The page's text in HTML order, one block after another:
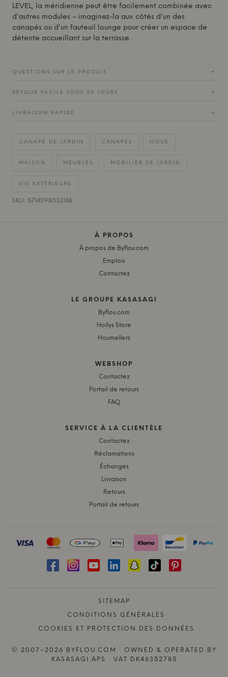
LEVEL, la méridienne peut être facilement combinée avec
d'autres modules – imaginez-la aux côtés d'un des
canapés ou d'un fauteuil lounge pour créer un espace de
détente accueillant sur la terrasse.
QUESTIONS SUR LE PRODUIT +
RETOUR FACILE SOUS 30 JOURS +
LIVRAISON RAPIDE +
CANAPÉ DE JARDIN CANAPÉS HOUE
MAISON MEUBLES MOBILIER DE JARDIN
VIE EXTÉRIEURE
SKU: 5714098032168
À PROPOS
À propos de Byflou.com
Emplois
Contactez
LE GROUPE KASASAGI
Byflou.com
Hollys Store
Houmøllers
WEBSHOP
Contactez
Portail de retours
FAQ
SERVICE À LA CLIENTÈLE
Contactez
Réclamations
Échanges
Livraison
Retours
Portail de retours
SITEMAP
CONDITIONS GÉNÉRALES
COOKIES ET PROTECTION DES DONNÉES
© 2007–2026 BYFLOU.COM · OWNED & OPERATED BY
KASASAGI APS · VAT DK46352785